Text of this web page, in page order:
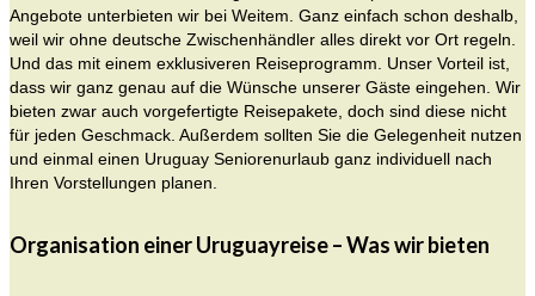
Angebote unterbieten wir bei Weitem. Ganz einfach schon deshalb,
weil wir ohne deutsche Zwischenhändler alles direkt vor Ort regeln.
Und das mit einem exklusiveren Reiseprogramm. Unser Vorteil ist,
dass wir ganz genau auf die Wünsche unserer Gäste eingehen. Wir
bieten zwar auch vorgefertigte Reisepakete, doch sind diese nicht
für jeden Geschmack. Außerdem sollten Sie die Gelegenheit nutzen
und einmal einen Uruguay Seniorenurlaub ganz individuell nach
Ihren Vorstellungen planen.
Organisation einer Uruguayreise – Was wir bieten